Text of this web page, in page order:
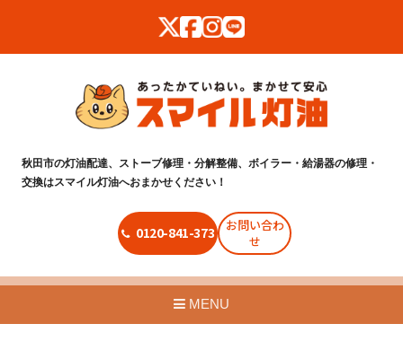
秋田市の灯油配達、ストーブ修理・分解整備、ボイラー・給湯器の修理・
交換はスマイル灯油へおまかせください！
0120-841-373
お問い合わ
せ
MENU